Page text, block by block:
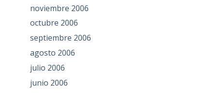
noviembre 2006
octubre 2006
septiembre 2006
agosto 2006
julio 2006
junio 2006